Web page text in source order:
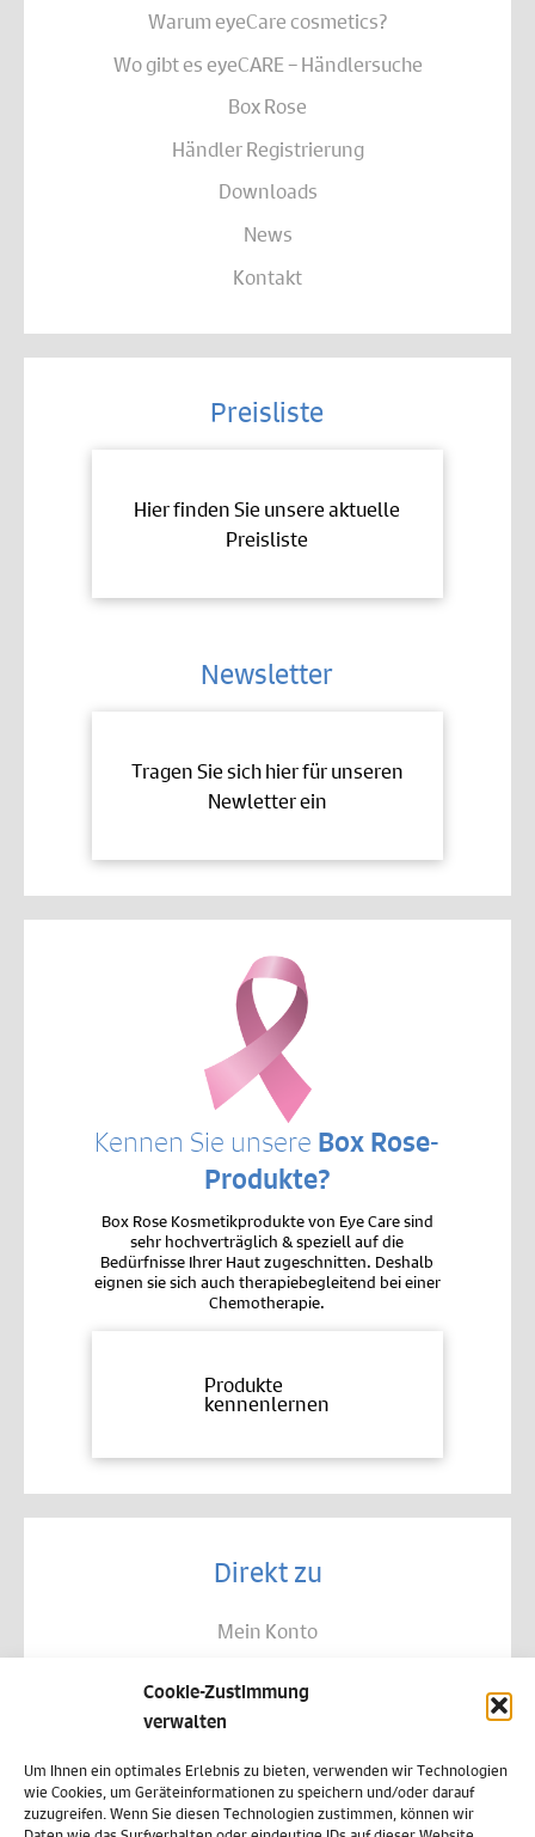
Cookie-Zustimmung
verwalten
Um Ihnen ein optimales Erlebnis zu bieten, verwenden wir Technologien
wie Cookies, um Geräteinformationen zu speichern und/oder darauf
zuzugreifen. Wenn Sie diesen Technologien zustimmen, können wir
Warum eyeCare cosmetics?
Wo gibt es eyeCARE – Händlersuche
Box Rose
Händler Registrierung
Downloads
News
Kontakt
Preisliste
Hier finden Sie unsere aktuelle
Preisliste
Newsletter
Tragen Sie sich hier für unseren
Newletter ein
Kennen Sie unsere Box Rose-
Produkte?
Box Rose Kosmetikprodukte von Eye Care sind
sehr hochverträglich & speziell auf die
Bedürfnisse Ihrer Haut zugeschnitten. Deshalb
eignen sie sich auch therapiebegleitend bei einer
Chemotherapie.
Produkte
kennenlernen
Direkt zu
Mein Konto
Allgemeine Geschäftsbedingungen
Datenschutz
Widerruf